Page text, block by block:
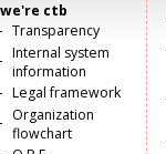
Menú
principal
we're ctb
Transparency
Internal system
information
Legal framework
Organization
flowchart